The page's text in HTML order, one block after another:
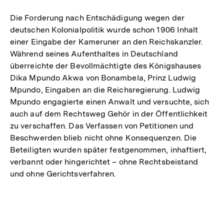
der
Fußnote
Die Forderung nach Entschädigung wegen der
deutschen Kolonialpolitik wurde schon 1906 Inhalt
einer Eingabe der Kameruner an den Reichskanzler.
Während seines Aufenthaltes in Deutschland
überreichte der Bevollmächtigte des Königshauses
Dika Mpundo Akwa von Bonambela, Prinz Ludwig
Mpundo, Eingaben an die Reichsregierung. Ludwig
Mpundo engagierte einen Anwalt und versuchte, sich
auch auf dem Rechtsweg Gehör in der Öffentlichkeit
zu verschaffen. Das Verfassen von Petitionen und
Beschwerden blieb nicht ohne Konsequenzen. Die
Beteiligten wurden später festgenommen, inhaftiert,
verbannt oder hingerichtet – ohne Rechtsbeistand
und ohne Gerichtsverfahren.